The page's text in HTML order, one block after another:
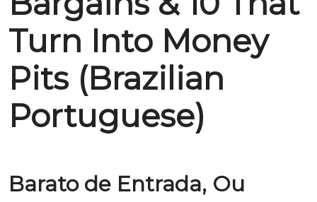
Turn Into Money
Pits (Brazilian
Portuguese)
Barato de Entrada, Ou